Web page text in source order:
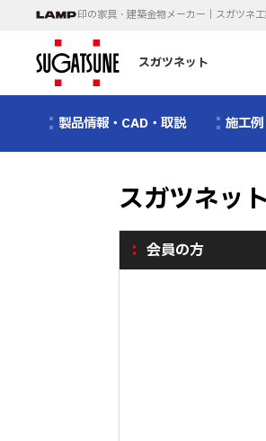
印の家具・建築金物メーカー｜スガツネ
スガツネット
製品情報・CAD・取説 施工
スガツネッ
会員の方